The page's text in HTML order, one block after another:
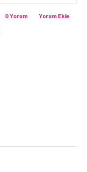
Yorum Ekle
0 Yorum